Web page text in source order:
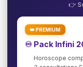
👉
👑 PREMIUM
♾️ Pack Infini
Horoscope